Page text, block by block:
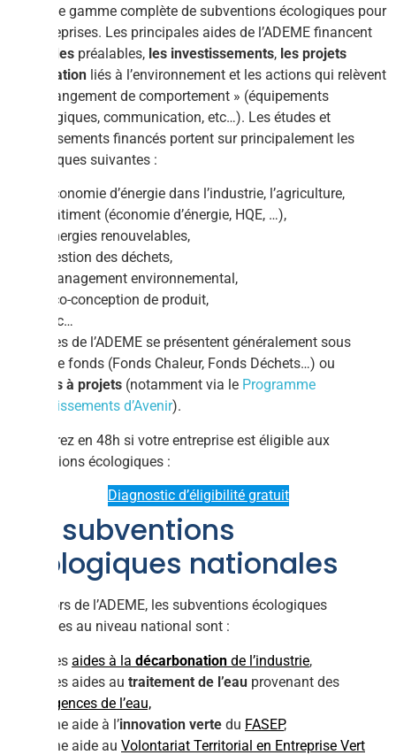
offre une gamme complète de subventions écologiques pour
les entreprises. Les principales aides de l’ADEME financent
les études préalables, les investissements, les projets
d’innovation liés à l’environnement et les actions qui relèvent
du « changement de comportement » (équipements
pédagogiques, communication, etc…). Les études et
investissements financés portent sur principalement les
thématiques suivantes :
Économie d’énergie dans l’industrie, l’agriculture,
Bâtiment (économie d’énergie, HQE, …),
Énergies renouvelables,
Gestion des déchets,
Management environnemental,
Éco-conception de produit,
Etc…
Les aides de l’ADEME se présentent généralement sous
forme de fonds (Fonds Chaleur, Fonds Déchets…) ou
d’appels à projets (notamment via le Programme
d’Investissements d’Avenir).
Découvrez en 48h si votre entreprise est éligible aux
subventions écologiques :
Diagnostic d’éligibilité gratuit
Les subventions
écologiques nationales
En-dehors de l’ADEME, les subventions écologiques
existantes au niveau national sont :
Des aides à la décarbonation de l’industrie,
Des aides au traitement de l’eau provenant des
Agences de l’eau,
Une aide à l’innovation verte du FASEP,
Une aide au Volontariat Territorial en Entreprise Vert